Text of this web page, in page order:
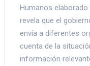
Humanos elaborado
revela que el
envía a diferentes
cuenta de la
información